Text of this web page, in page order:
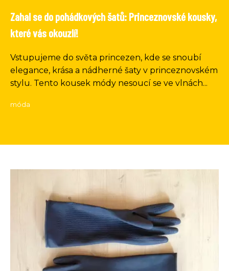
Zahal se do pohádkových šatů: Princeznovské kousky,
které vás okouzlí!
Vstupujeme do světa princezen, kde se snoubí
elegance, krása a nádherné šaty v princeznovském
stylu. Tento kousek módy nesoucí se ve vlnách...
móda